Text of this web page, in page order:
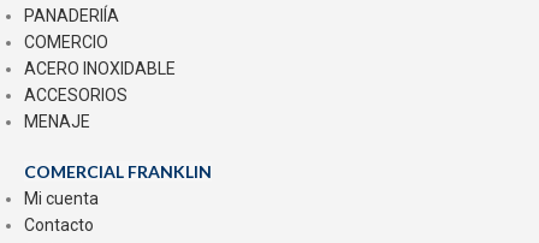
PANADERIÍA
COMERCIO
ACERO INOXIDABLE
ACCESORIOS
MENAJE
COMERCIAL FRANKLIN
Mi cuenta
Contacto